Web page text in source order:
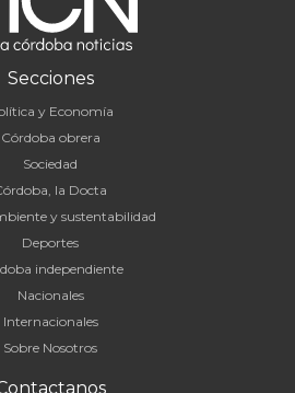
Secciones
y Economía
Córdoba obrera
Sociedad
la Docta
y sustentabilidad
Deportes
independiente
Nacionales
Internacionales
Sobre Nosotros